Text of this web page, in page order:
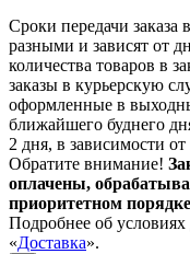
Сроки передачи заказа
разными и зависят от
количества товаров в
заказы в курьерскую
оформленные в
ближайшего буднего
2 дня, в зависимости
Обратите внимание!
оплачены,
приоритетном
Подробнее об условиях
«Доставка».